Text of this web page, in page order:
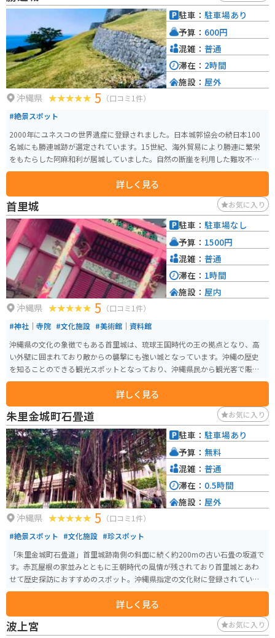
沖縄県 5 （口コミ1件）
#絶景スポット
2000年にユネスコの世界遺産に登録されました。日本城郭協会の続日本100
名城にも勝連城跡が選定されています。15世紀、海外貿易により勝連に繁栄
をもたらした阿麻和利が居城していました。自然の断崖を利用した難攻不落
の城と言われる勝連城、その城壁は美しくきれいな曲線を描き、優雅さも感
じられます。頂上に登ると、海が一望できる沖縄有数の景勝地です。
詳しく見る
駐車： 駐車場あり
予算： 600円
混雑： 普通
滞在： 2時間
施設： 屋外
首里城 お気に入り
沖縄県 5 （口コミ1件）
#神社｜寺院 #文化施設 #美術館｜資料館
沖縄県の文化の象徴でもある首里城は、琉球王国時代の王の拠点となり、高
い外壁に囲まれており敵からの襲撃にも強い城となっています。沖縄の歴史
を知ることのできる観光スポットとなっており、沖縄県民から観光客で賑わ
っています。火事で城自体が消失してしまいましたが、復旧が続いている現
在も入城が可能となっているので、是非入城してみてください。
詳しく見る
駐車： 駐車場なし
予算： 1500円
混雑： 普通
滞在： 1時間
施設： 屋内
朱里金城町石畳道 お気に入り
沖縄県 5 （口コミ1件）
#絶景スポット #文化施設 #珍スポット
「朱里金城町石畳道」首里城跡南側の斜面に続く約200mの古い石畳の坂道で
す。赤瓦屋根の家並みとともに王朝時代の風情が残されており首里城とあわ
せて歴史探訪におすすめのスポット。沖縄県指定の文化財に登録されていま
す。徒歩1or2分のところに観光用の無料駐車場があります。
詳しく見る
駐車： 駐車場あり
予算： 無料
混雑： 普通
滞在： 0.5時間
施設： 屋外
波上宮 お気に入り